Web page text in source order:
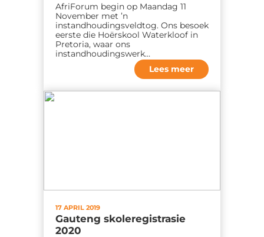
AfriForum begin op Maandag 11
November met ’n
instandhoudingsveldtog. Ons besoek
eerste die Hoërskool Waterkloof in
Pretoria, waar ons
instandhoudingswerk…
Lees meer
17 APRIL 2019
Gauteng skoleregistrasie
2020